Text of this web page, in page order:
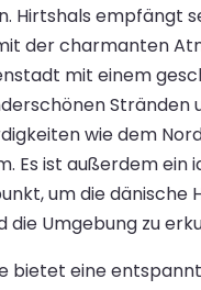
Hirtshals empfängt
der charmanten
mit einem
Stränden
wie dem
Es ist außerdem ein
um die dänische
die Umgebung zu
bietet eine